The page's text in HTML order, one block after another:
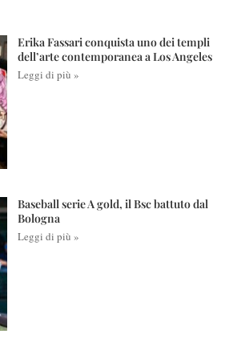
Erika Fassari conquista uno dei templi
dell’arte contemporanea a Los Angeles
Leggi di più »
Baseball serie A gold, il Bsc battuto dal
Bologna
Leggi di più »